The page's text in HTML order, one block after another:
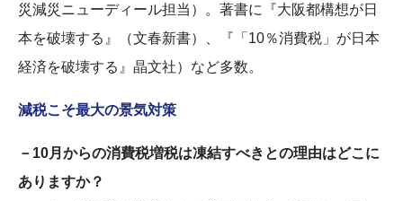
災減災ニューディール担当）。著書に『大阪都構想が日
本を破壊する』（文春新書）、『「10％消費税」が日本
経済を破壊する』晶文社）など多数。
減税こそ最大の景気対策
－10月からの消費税増税は凍結すべきとの理由はどこに
ありますか？